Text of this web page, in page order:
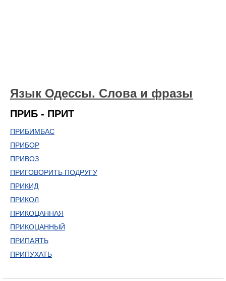
Язык Одессы. Слова и фразы
ПРИБ - ПРИТ
ПРИБИМБАС
ПРИБОР
ПРИВОЗ
ПРИГОВОРИТЬ ПОДРУГУ
ПРИКИД
ПРИКОЛ
ПРИКОЦАННАЯ
ПРИКОЦАННЫЙ
ПРИПАЯТЬ
ПРИПУХАТЬ